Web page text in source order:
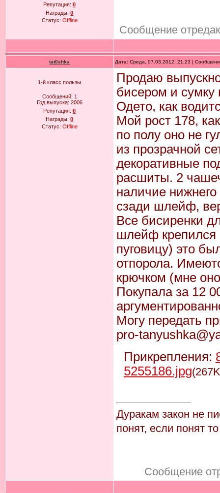
Репутация:0
Награды:0
Статус: Offline
Сообщение
tat0shka Дата: Среда, 07.03.2012, 21:23 |
1-й класс пользы
Сообщений: 1
Год выпуска: 2006
Репутация:0
Награды:0
Статус: Offline
Продаю
бисером и сумку
Одето, как
Мой рост 178,
по полу оно не
из прозрачной
декоративные
расшиты. 2
наличие
сзади шлейф,
Все бисиренки
шлейф крепился
пуговицу) это
отпорола.
крючком (мне
Покупала за 12
Могу передать
pro-
Прикрепления:
5255186.jpg
Дуракам закон не
понят, если понят
Сообщение